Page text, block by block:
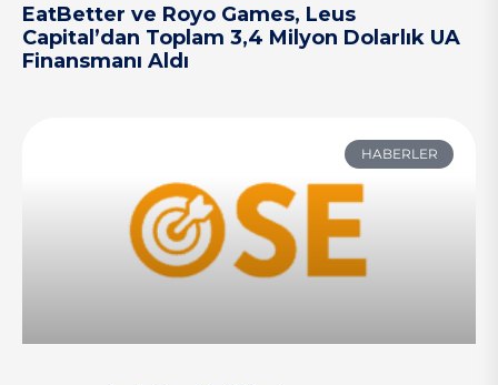
EatBetter ve Royo Games, Leus
Capital’dan Toplam 3,4 Milyon Dolarlık UA
Finansmanı Aldı
HABERLER